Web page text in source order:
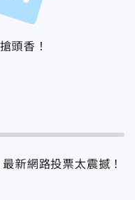
頭香！
新網路投票太震撼！